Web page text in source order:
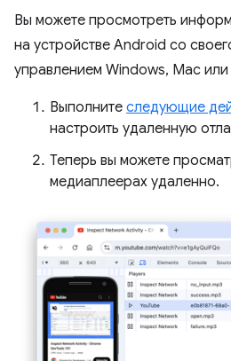
Вы можете просмотреть
на устройстве Android со
управлением Windows, Mac или
Выполните следующие
настроить удаленную
Теперь вы можете
медиаплеерах удаленно.